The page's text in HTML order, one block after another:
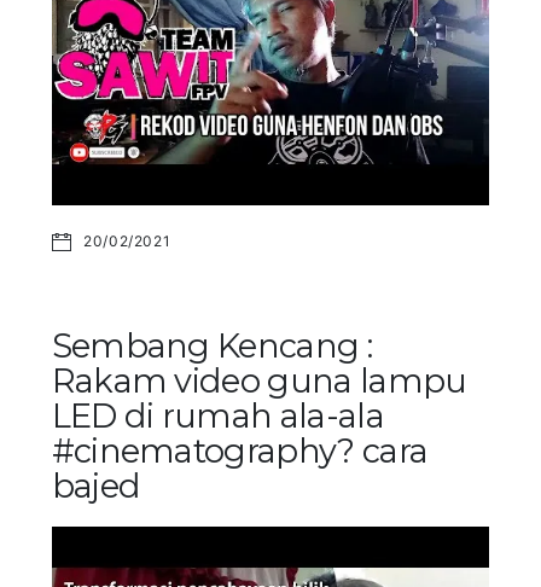
20/02/2021
Sembang Kencang :
Rakam video guna lampu
LED di rumah ala-ala
#cinematography? cara
bajed